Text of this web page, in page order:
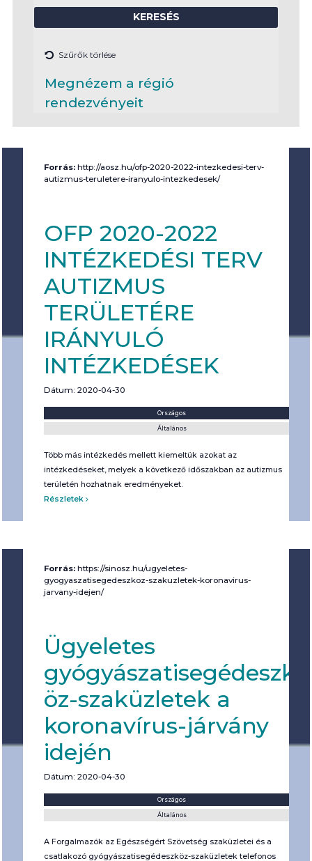
Szűrők törlése
Megnézem a régió
rendezvényeit
Forrás: http://aosz.hu/ofp-2020-2022-intezkedesi-terv-
autizmus-teruletere-iranyulo-intezkedesek/
OFP 2020-2022
INTÉZKEDÉSI TERV
AUTIZMUS
TERÜLETÉRE
IRÁNYULÓ
INTÉZKEDÉSEK
Dátum: 2020-04-30
Országos
Általános
Több más intézkedés mellett kiemeltük azokat az
intézkedéseket, melyek a következő időszakban az autizmus
területén hozhatnak eredményeket.
Részletek
Forrás: https://sinosz.hu/ugyeletes-
gyogyaszatisegedeszkoz-szakuzletek-koronavirus-
jarvany-idejen/
Ügyeletes
gyógyászatisegédeszk
öz-szaküzletek a
koronavírus-járvány
idején
Dátum: 2020-04-30
Országos
Általános
A Forgalmazók az Egészségért Szövetség szaküzletei és a
csatlakozó gyógyászatisegédeszköz-szaküzletek telefonos